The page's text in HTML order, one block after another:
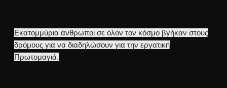
Εκατομμύρια άνθρωποι σε όλον τον κόσμο βγήκαν στους
δρόμους για να διαδηλώσουν για την εργατική
Πρωτομαγιά.